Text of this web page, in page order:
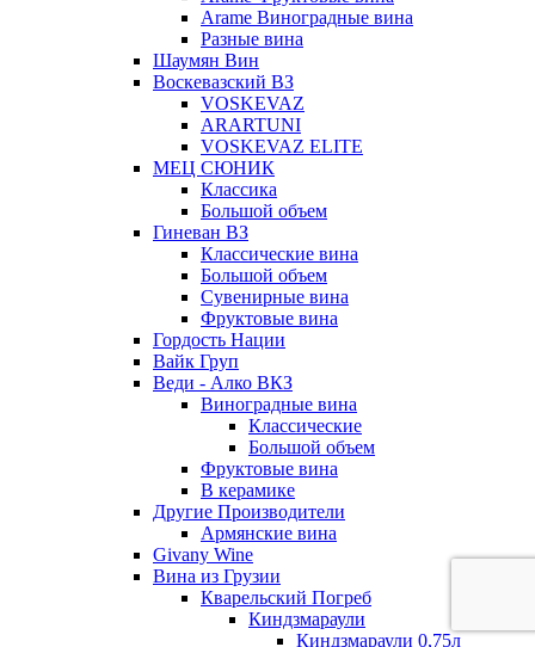
Arame Виноградные вина
Разные вина
Шаумян Вин
Воскевазский ВЗ
VOSKEVAZ
ARARTUNI
VOSKEVAZ ELITE
МЕЦ СЮНИК
Классика
Большой объем
Гиневан ВЗ
Классические вина
Большой объем
Сувенирные вина
Фруктовые вина
Гордость Нации
Вайк Груп
Веди - Алко ВКЗ
Виноградные вина
Классические
Большой объем
Фруктовые вина
В керамике
Другие Производители
Армянские вина
Givany Wine
Вина из Грузии
Кварельский Погреб
Киндзмараули
Киндзмараули 0,75л